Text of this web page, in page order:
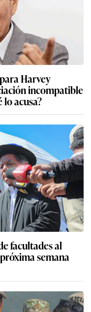
Harvey
incompatible
acusa?
facultades al
semana